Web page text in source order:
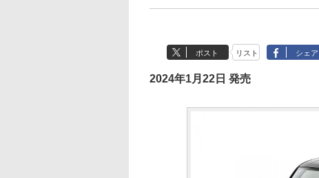
ポスト リスト シェア
2024年1月22日 発売